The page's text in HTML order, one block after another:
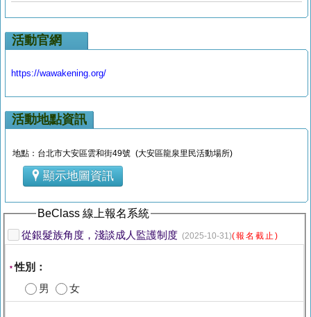
活動官網
https://wawakening.org/
活動地點資訊
地點：台北市大安區雲和街49號 (大安區龍泉里民活動場所)
顯示地圖資訊
BeClass 線上報名系統
從銀髮族角度，淺談成人監護制度 (2025-10-31)(報名截止)
*性別：
男
女